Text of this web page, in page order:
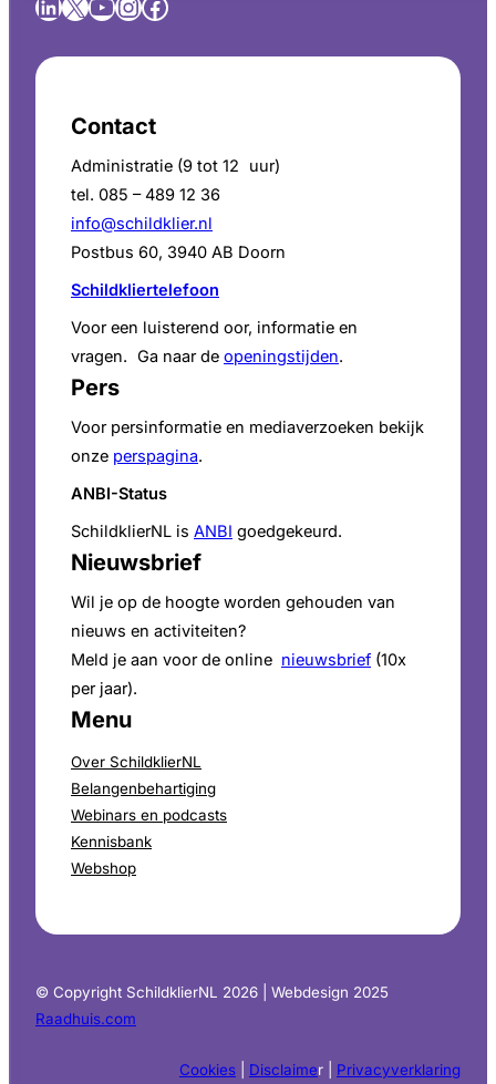
Contact
Administratie (9 tot 12 uur)
tel. 085 – 489 12 36
info@schildklier.nl
Postbus 60, 3940 AB Doorn
Schildkliertelefoon
Voor een luisterend oor, informatie en
vragen. Ga naar de openingstijden.
Pers
Voor persinformatie en mediaverzoeken bekijk
onze perspagina.
ANBI-Status
SchildklierNL is ANBI goedgekeurd.
Nieuwsbrief
Wil je op de hoogte worden gehouden van
nieuws en activiteiten?
Meld je aan voor de online nieuwsbrief (10x
per jaar).
Menu
Over SchildklierNL
Belangenbehartiging
Webinars en podcasts
Kennisbank
Webshop
© Copyright SchildklierNL 2026 | Webdesign 2025
Raadhuis.com
Cookies Disclaimer | Privacyverklaring